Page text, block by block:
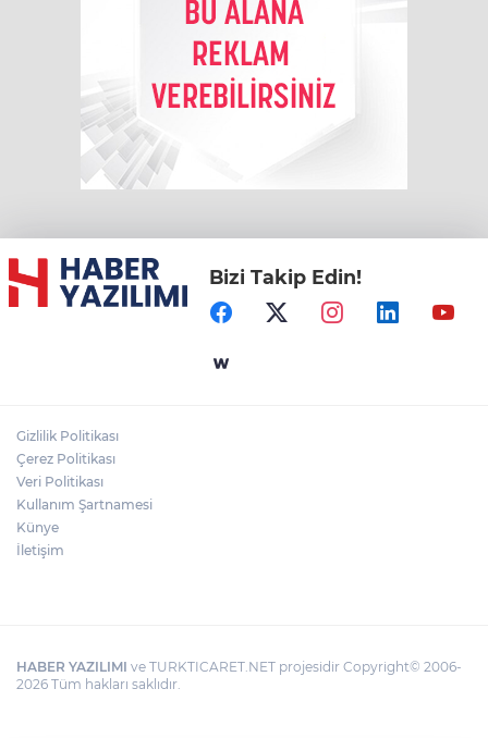
Bizi Takip Edin!
Gizlilik Politikası
Çerez Politikası
Veri Politikası
Kullanım Şartnamesi
Künye
İletişim
HABER YAZILIMI ve TURKTICARET.NET projesidir Copyright© 2006-
2026 Tüm hakları saklıdır.